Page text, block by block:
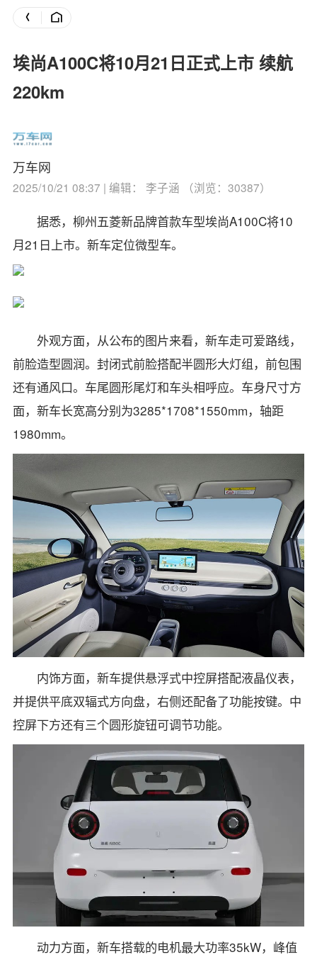
埃尚A100C将10月21日正式上市 续航
220km
万车网
2025/10/21 08:37 | 编辑： 李子涵 （浏览：30387）
据悉，柳州五菱新品牌首款车型埃尚A100C将10
月21日上市。新车定位微型车。
外观方面，从公布的图片来看，新车走可爱路线，
前脸造型圆润。封闭式前脸搭配半圆形大灯组，前包围
还有通风口。车尾圆形尾灯和车头相呼应。车身尺寸方
面，新车长宽高分别为3285*1708*1550mm，轴距
1980mm。
内饰方面，新车提供悬浮式中控屏搭配液晶仪表，
并提供平底双辐式方向盘，右侧还配备了功能按键。中
控屏下方还有三个圆形旋钮可调节功能。
动力方面，新车搭载的电机最大功率35kW，峰值